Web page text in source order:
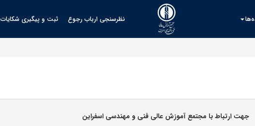
نظرسنجی ارباب رجوع ثبت و پیگیری شکایات
جهت ارتباط با مجتمع آموزش عالی فنی و مهندسی اسفراین